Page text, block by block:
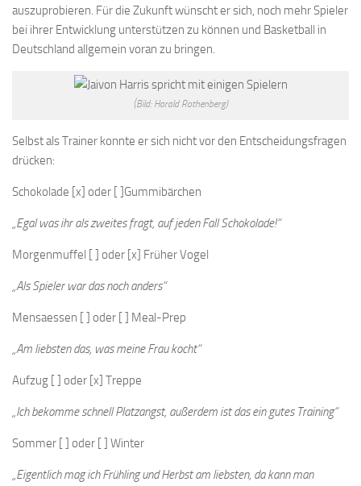
auszuprobieren. Für die Zukunft wünscht er sich, noch mehr Spieler
bei ihrer Entwicklung unterstützen zu können und Basketball in
Deutschland allgemein voran zu bringen.
(Bild: Harald Rothenberg)
Selbst als Trainer konnte er sich nicht vor den Entscheidungsfragen
drücken:
Schokolade [x] oder [ ]Gummibärchen
„Egal was ihr als zweites fragt, auf jeden Fall Schokolade!“
Morgenmuffel [ ] oder [x] Früher Vogel
„Als Spieler war das noch anders“
Mensaessen [ ] oder [ ] Meal-Prep
„Am liebsten das, was meine Frau kocht“
Aufzug [ ] oder [x] Treppe
„Ich bekomme schnell Platzangst, außerdem ist das ein gutes Training“
Sommer [ ] oder [ ] Winter
„Eigentlich mag ich Frühling und Herbst am liebsten, da kann man